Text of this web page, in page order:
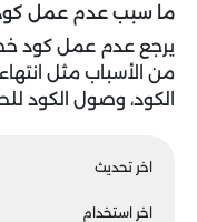
اخر تحديث
اخر استخدام
ما سبب عدم عمل
من الأسباب مثل
الكود، وصول الكود